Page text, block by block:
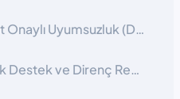
Fiyat Onaylı Uyumsuzluk (Divergence + Price Action)
Kritik Destek ve Direnç Reddi